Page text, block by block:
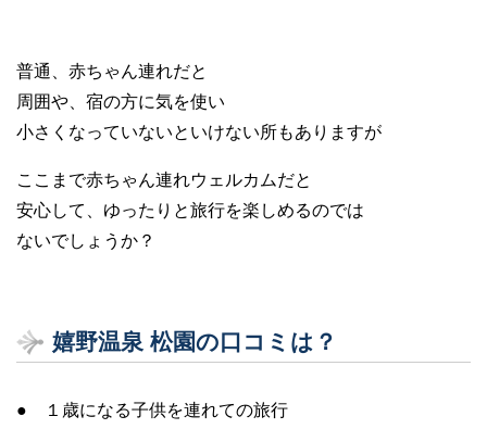
普通、赤ちゃん連れだと
周囲や、宿の方に気を使い
小さくなっていないといけない所もありますが
ここまで赤ちゃん連れウェルカムだと
安心して、ゆったりと旅行を楽しめるのでは
ないでしょうか？
嬉野温泉 松園の口コミは？
● １歳になる子供を連れての旅行